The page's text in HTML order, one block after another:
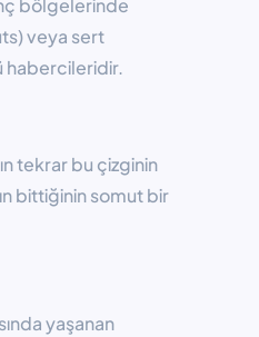
bölgelerinde
veya sert
habercileridir.
tekrar bu çizginin
bittiğinin somut bir
yaşanan